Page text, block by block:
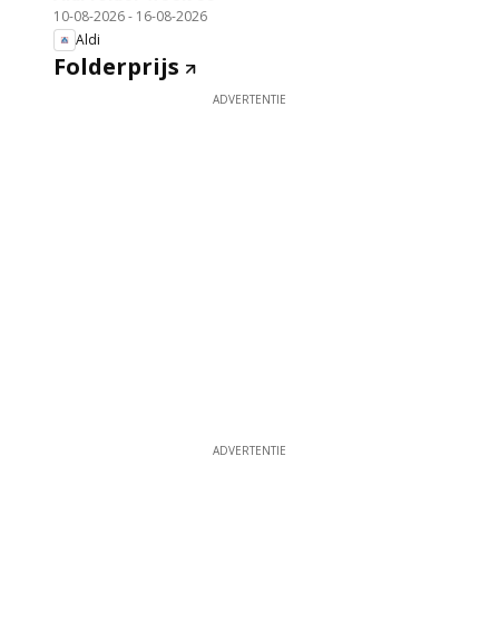
10-08-2026- 16-08-2026
Aldi
Folderprijs
ADVERTENTIE
ADVERTENTIE